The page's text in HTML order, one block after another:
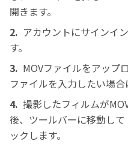
開きます。
2. アカウントにサインイ
す。
3. MOVファイルをアップ
ファイルを入力したい場合
4. 撮影したフィルムが
後、ツールバーに移動し
ックします。